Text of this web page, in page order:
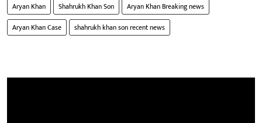
Aryan Khan Shahrukh Khan Son
Aryan Khan Breaking news
Aryan Khan Case
shahrukh khan son recent news